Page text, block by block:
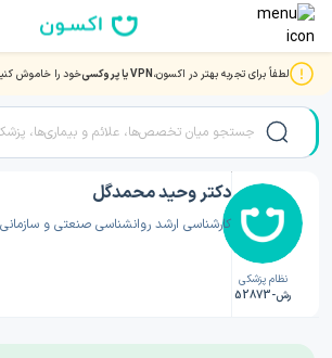
لطفاً برای تجربه بهتر در اکسون،VPN یا پروکسی خود را خاموش صفحه اصلی/دکتر روانشناسی/دکتر وحید محمدگل
نظام پزشکی
رش-52873
دکتر وحید محمدگل
کارشناسی ارشد روانشناسی صنعتی و سازمانی